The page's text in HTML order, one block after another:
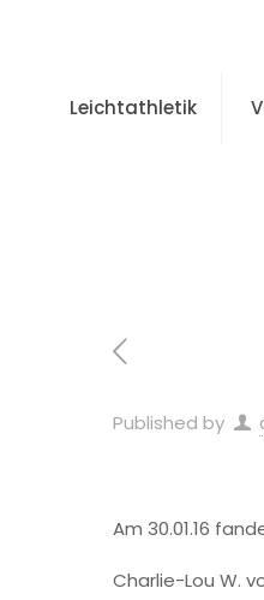
Leichtathletik
Published by
Am 30.01.16
Charlie-Lou W.